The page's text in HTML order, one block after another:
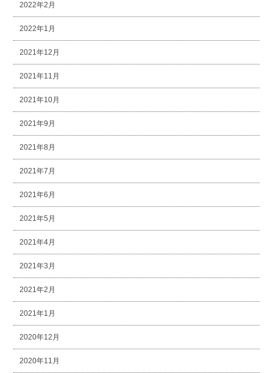
2022年2月
2022年1月
2021年12月
2021年11月
2021年10月
2021年9月
2021年8月
2021年7月
2021年6月
2021年5月
2021年4月
2021年3月
2021年2月
2021年1月
2020年12月
2020年11月